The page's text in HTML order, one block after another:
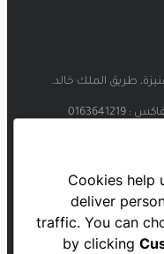
طريق الملك خالد.
Cookies help
deliver
traffic. You can
by clicking